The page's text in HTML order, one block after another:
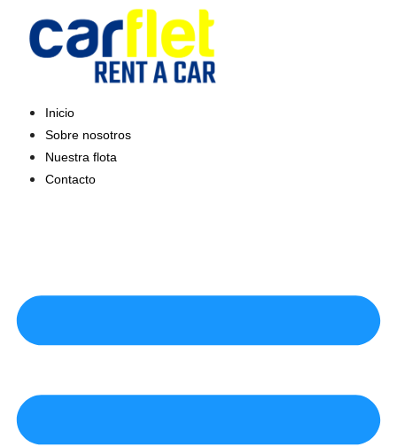
contenido
Inicio
Sobre nosotros
Nuestra flota
Contacto